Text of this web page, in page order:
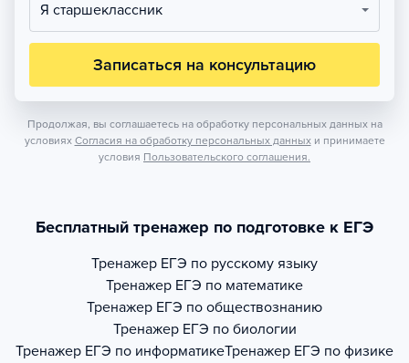
Я старшеклассник
Записаться на консультацию
Продолжая, вы соглашаетесь на обработку персональных данных на
условиях Согласия на обработку персональных данных и принимаете
условия Пользовательского соглашения.
Бесплатный тренажер по подготовке к ЕГЭ
Тренажер ЕГЭ по русскому языку
Тренажер ЕГЭ по математике
Тренажер ЕГЭ по обществознанию
Тренажер ЕГЭ по биологии
Тренажер ЕГЭ по информатикеТренажер ЕГЭ по физике